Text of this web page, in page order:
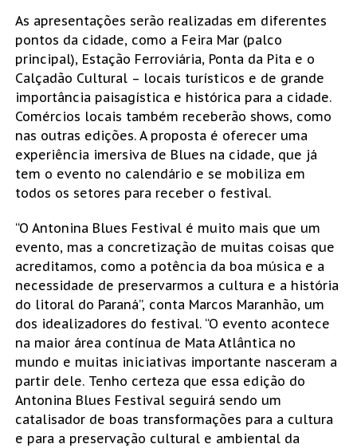
As apresentações serão realizadas em diferentes
pontos da cidade, como a Feira Mar (palco
principal), Estação Ferroviária, Ponta da Pita e o
Calçadão Cultural – locais turísticos e de grande
importância paisagística e histórica para a cidade.
Comércios locais também receberão shows, como
nas outras edições. A proposta é oferecer uma
experiência imersiva de Blues na cidade, que já
tem o evento no calendário e se mobiliza em
todos os setores para receber o festival.
“O Antonina Blues Festival é muito mais que um
evento, mas a concretização de muitas coisas que
acreditamos, como a potência da boa música e a
necessidade de preservarmos a cultura e a história
do litoral do Paraná”, conta Marcos Maranhão, um
dos idealizadores do festival. “O evento acontece
na maior área contínua de Mata Atlântica no
mundo e muitas iniciativas importante nasceram a
partir dele. Tenho certeza que essa edição do
Antonina Blues Festival seguirá sendo um
catalisador de boas transformações para a cultura
e para a preservação cultural e ambiental da